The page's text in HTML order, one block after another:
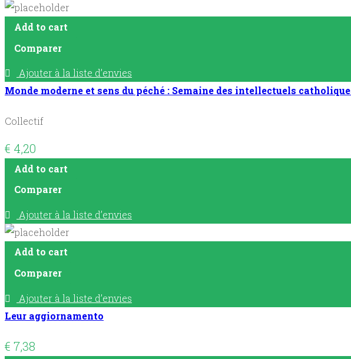
Add to cart
Comparer
Ajouter à la liste d’envies
Monde moderne et sens du péché : Semaine des intellectuels
Collectif
€ 4,20
Add to cart
Comparer
Ajouter à la liste d’envies
Add to cart
Comparer
Ajouter à la liste d’envies
Leur aggiornamento
€ 7,38